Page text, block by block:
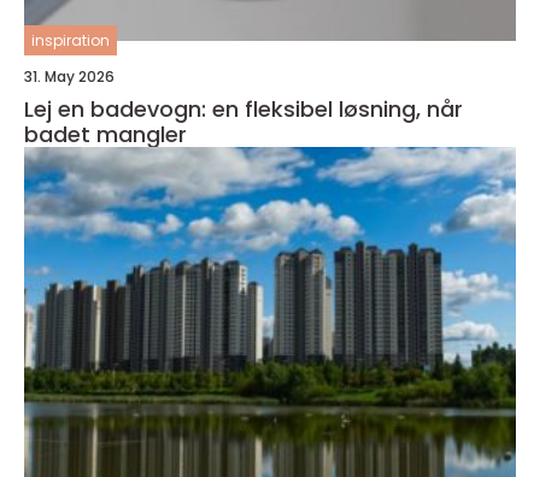
inspiration
31. May 2026
Lej en badevogn: en fleksibel løsning, når
badet mangler